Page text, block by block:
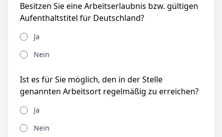
Besitzen Sie eine Arbeitserlaubnis bzw. gültigen
Aufenthaltstitel für Deutschland?
Ja
Nein
Ist es für Sie möglich, den in der Stelle
genannten Arbeitsort regelmäßig zu erreichen?
Ja
Nein